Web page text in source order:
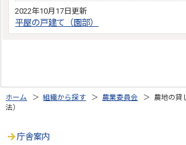
2022年10月17日更新
平屋の戸建て（園部）
ホーム ＞組織から探す ＞ 農業委員会 ＞ 農地の貸
法）
庁舎案内